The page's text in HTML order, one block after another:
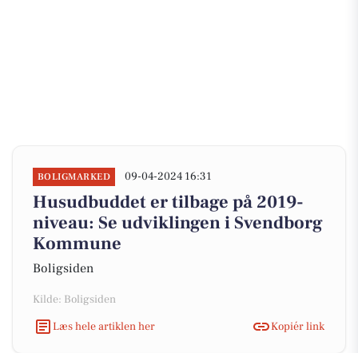
BOLIGMARKED 09-04-2024 16:31
Husudbuddet er tilbage på 2019-
niveau: Se udviklingen i Svendborg
Kommune
Boligsiden
Kilde: Boligsiden
Læs hele artiklen her
Kopiér link